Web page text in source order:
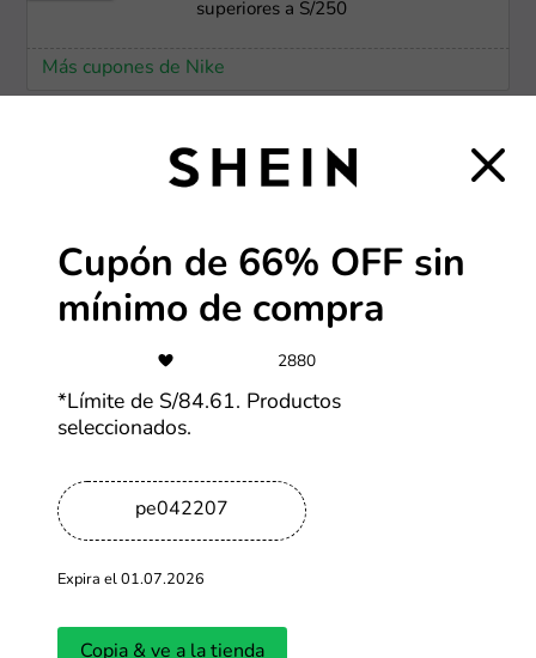
superiores a S/250
Más cupones de Nike
6 CSI
Más cupones de Nike
-65%
S/2
Personaliza tus productos desde
Cupón de 66% OFF sin
mínimo de compra
2880
*Límite de S/84.61. Productos
seleccionados.
pe042207
Expira el 01.07.2026
Copia & ve a la tienda